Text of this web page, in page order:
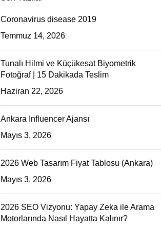
Coronavirus disease 2019
Temmuz 14, 2026
Tunalı Hilmi ve Küçükesat Biyometrik
Fotoğraf | 15 Dakikada Teslim
Haziran 22, 2026
Ankara Influencer Ajansı
Mayıs 3, 2026
2026 Web Tasarım Fiyat Tablosu (Ankara)
Mayıs 3, 2026
2026 SEO Vizyonu: Yapay Zeka ile Arama
Motorlarında Nasıl Hayatta Kalınır?